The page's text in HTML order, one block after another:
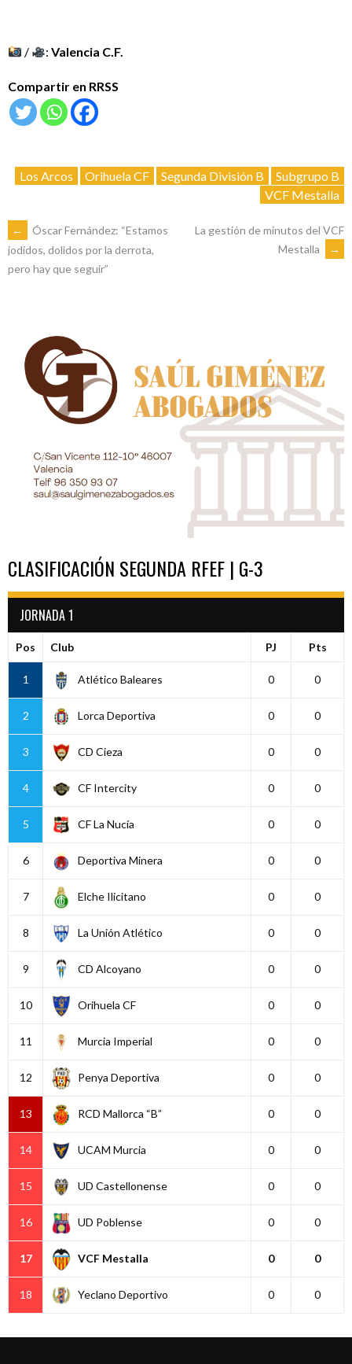
/ :Valencia C.F.
Compartir en RRSS
Los Arcos Orihuela CF Segunda División B
Subgrupo B
VCF Mestalla
NAVEGACIÓN
DE
ENTRADAS
←
Óscar Fernández: “Estamos
jodidos, dolidos por la derrota,
pero hay que seguir”
La gestión de minutos del VCF
Mestalla
→
CLASIFICACIÓN SEGUNDA RFEF | G-3
JORNADA 1
Pos Club PJ Pts
1 Atlético Baleares 0 0
2 Lorca Deportiva 0 0
3 CD Cieza 0 0
4 CF Intercity 0 0
5 CF La Nucía 0 0
6 Deportiva Minera 0 0
7 Elche Ilicitano 0 0
8 La Unión Atlético 0 0
9 CD Alcoyano 0 0
10 Orihuela CF 0 0
11 Murcia Imperial 0 0
12 Penya Deportiva 0 0
13 RCD Mallorca “B” 0 0
14 UCAM Murcia 0 0
15 UD Castellonense 0 0
16 UD Poblense 0 0
17 VCF Mestalla 0 0
18 Yeclano Deportivo 0 0